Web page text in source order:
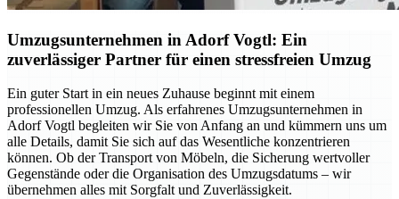
Umzugsunternehmen in Adorf Vogtl: Ein
zuverlässiger Partner für einen stressfreien Umzug
Ein guter Start in ein neues Zuhause beginnt mit einem
professionellen Umzug. Als erfahrenes Umzugsunternehmen in
Adorf Vogtl begleiten wir Sie von Anfang an und kümmern uns um
alle Details, damit Sie sich auf das Wesentliche konzentrieren
können. Ob der Transport von Möbeln, die Sicherung wertvoller
Gegenstände oder die Organisation des Umzugsdatums – wir
übernehmen alles mit Sorgfalt und Zuverlässigkeit.